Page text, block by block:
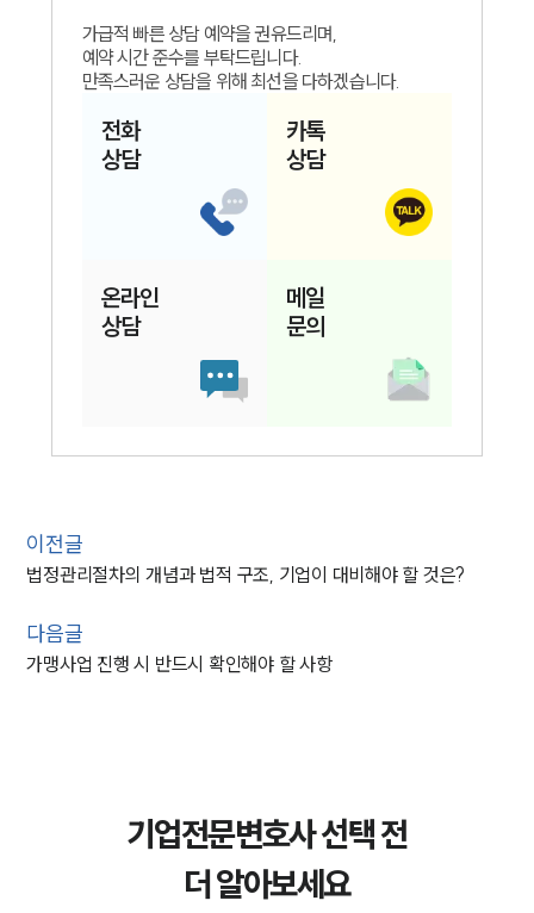
가급적 빠른 상담 예약을 권유드리며,
예약 시간 준수를 부탁드립니다.
만족스러운 상담을 위해 최선을 다하겠습니다.
전화
상담
카톡
상담
온라인
상담
메일
문의
이전글
법정관리절차의 개념과 법적 구조, 기업이 대비해야 할 것은?
다음글
가맹사업 진행 시 반드시 확인해야 할 사항
기업전문변호사 선택 전
더 알아보세요